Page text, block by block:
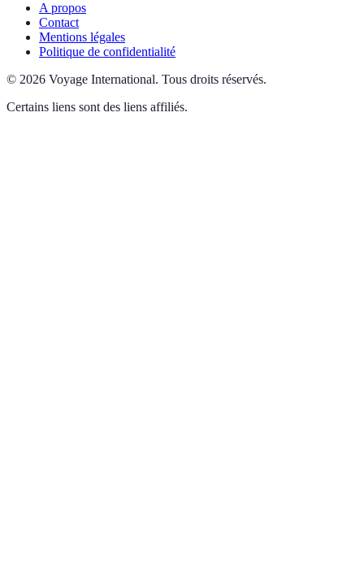
A propos
Contact
Mentions légales
Politique de confidentialité
© 2026 Voyage International. Tous droits réservés.
Certains liens sont des liens affiliés.